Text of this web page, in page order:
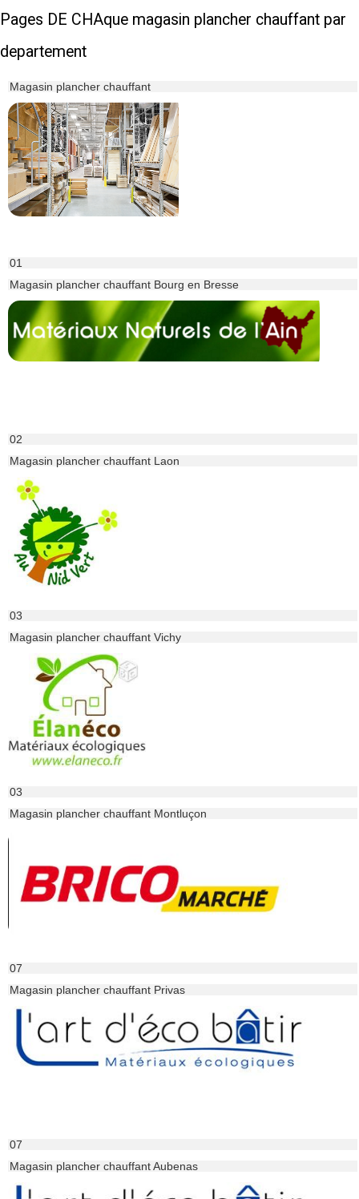
Pages DE CHAque magasin plancher chauffant par
departement
Magasin plancher chauffant
01
Magasin plancher chauffant Bourg en Bresse
02
Magasin plancher chauffant Laon
03
Magasin plancher chauffant Vichy
03
Magasin plancher chauffant Montluçon
07
Magasin plancher chauffant Privas
07
Magasin plancher chauffant Aubenas